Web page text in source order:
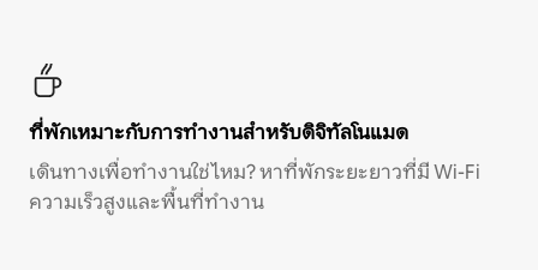
ที่พักเหมาะกับการทำงานสำหรับดิจิทัลโนแมด
เดินทางเพื่อทำงานใช่ไหม? หาที่พักระยะยาวที่มี Wi-Fi
ความเร็วสูงและพื้นที่ทำงาน